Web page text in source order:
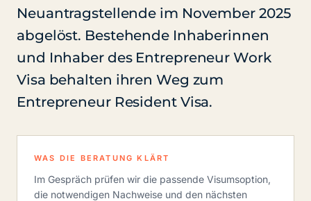
Neuantragstellende im November 2025
abgelöst. Bestehende Inhaberinnen
und Inhaber des Entrepreneur Work
Visa behalten ihren Weg zum
Entrepreneur Resident Visa.
WAS DIE BERATUNG KLÄRT
Im Gespräch prüfen wir die passende Visumsoption,
die notwendigen Nachweise und den nächsten